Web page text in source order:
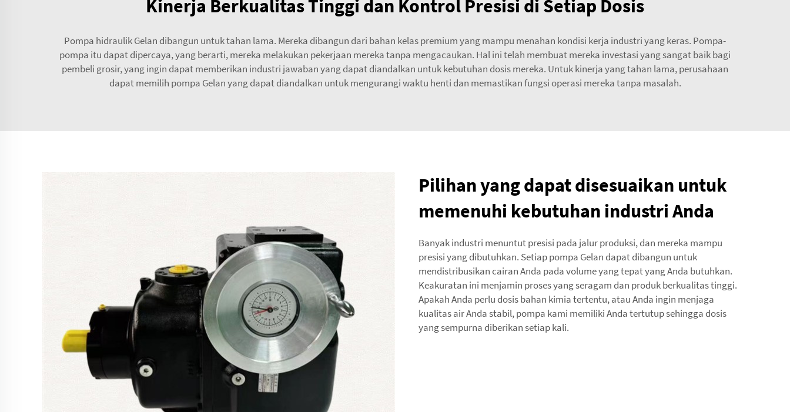
Kinerja Berkualitas Tinggi dan Kontrol Presisi di Setiap Dosis
Pompa hidraulik Gelan dibangun untuk tahan lama. Mereka dibangun dari bahan kelas premium yang mampu menahan kondisi kerja industri yang keras. Pompa-
pompa itu dapat dipercaya, yang berarti, mereka melakukan pekerjaan mereka tanpa mengacaukan. Hal ini telah membuat mereka investasi yang sangat baik bagi
pembeli grosir, yang ingin dapat memberikan industri jawaban yang dapat diandalkan untuk kebutuhan dosis mereka. Untuk kinerja yang tahan lama, perusahaan
dapat memilih pompa Gelan yang dapat diandalkan untuk mengurangi waktu henti dan memastikan fungsi operasi mereka tanpa masalah.
Pilihan yang dapat disesuaikan untuk
memenuhi kebutuhan industri Anda
Banyak industri menuntut presisi pada jalur produksi, dan mereka mampu
presisi yang dibutuhkan. Setiap pompa Gelan dapat dibangun untuk
mendistribusikan cairan Anda pada volume yang tepat yang Anda butuhkan.
Keakuratan ini menjamin proses yang seragam dan produk berkualitas tinggi.
Apakah Anda perlu dosis bahan kimia tertentu, atau Anda ingin menjaga
kualitas air Anda stabil, pompa kami memiliki Anda tertutup sehingga dosis
yang sempurna diberikan setiap kali.